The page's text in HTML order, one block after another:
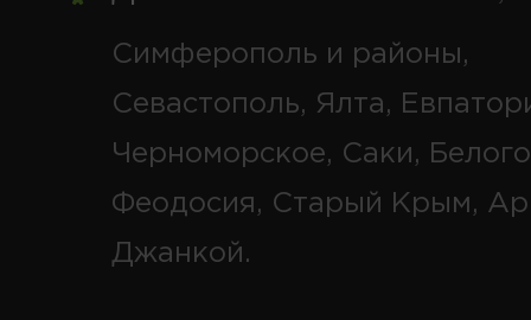
Симферополь и районы,
Севастополь, Ялта,
Черноморское, Саки,
Феодосия, Старый Крым,
Джанкой.